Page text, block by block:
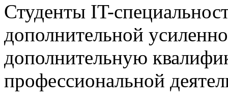
Студенты IT-
дополнительной
дополнительную
профессиональной